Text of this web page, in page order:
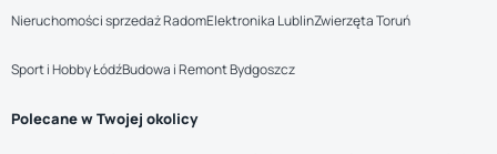
Nieruchomości sprzedaż RadomElektronika LublinZwierzęta Toruń
Sport i Hobby ŁódźBudowa i Remont Bydgoszcz
Polecane w Twojej okolicy